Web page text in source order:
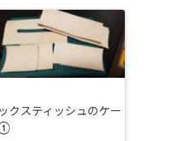
クスティッシュのケー